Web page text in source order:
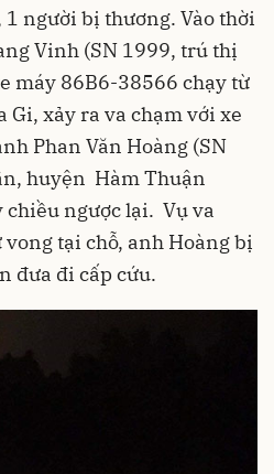
người bị thương. Vào thời
Vinh (SN 1999, trú thị
máy 86B6-38566 chạy từ
Gi, xảy ra va chạm với xe
Phan Văn Hoàng (SN
huyện Hàm Thuận
ngược lại. Vụ va
tại chỗ, anh Hoàng bị
đưa đi cấp cứu.